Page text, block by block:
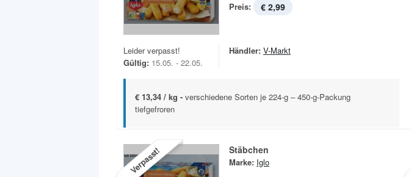
Preis: € 2,99
Leider verpasst!
Gültig: 15.05. - 22.05.
Händler: V-Markt
€ 13,34 / kg - verschiedene Sorten je 224-g – 450-g-Packung
tiefgefroren
Verpasst! Stäbchen
Marke: Iglo